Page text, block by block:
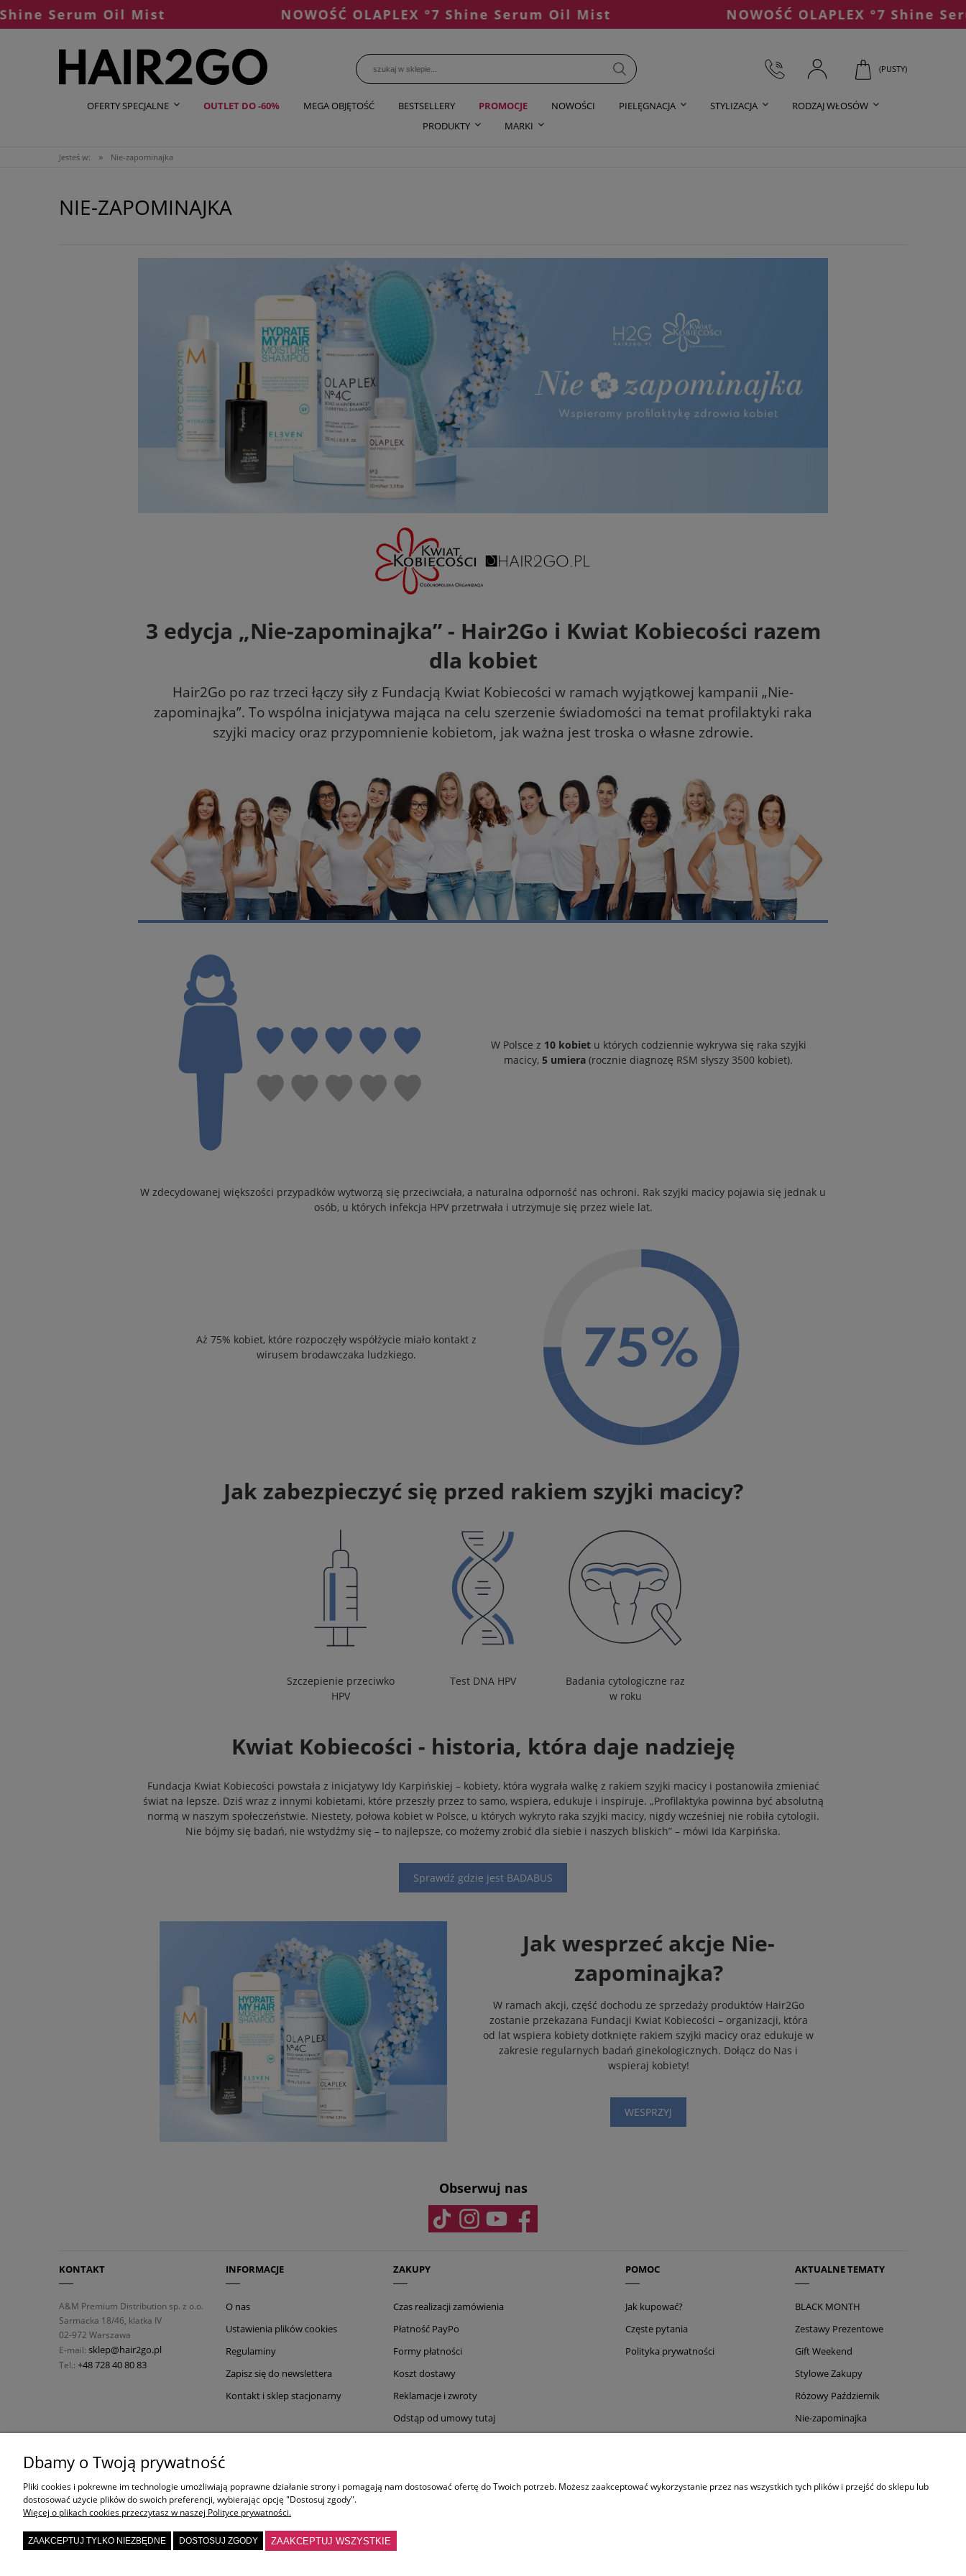
Serum Oil Mist NOWOŚĆ OLAPLEX °7 Shine Serum Oil Mist NOWOŚĆ OLAPLEX °7 Shine Serum
(PUSTY)
OFERTY SPECJALNE OUTLET DO -60% MEGA OBJĘTOŚĆ BESTSELLERY PROMOCJE NOWOŚCI PIELĘGNACJA STYLIZACJA
RODZAJ WŁOSÓW
PRODUKTY
MARKI
Jesteś w: » Nie-zapominajka
NIE-ZAPOMINAJKA
3 edycja „Nie-zapominajka” - Hair2Go i Kwiat Kobiecości razem
dla kobiet
Hair2Go po raz trzeci łączy siły z Fundacją Kwiat Kobiecości w ramach wyjątkowej kampanii „Nie-
zapominajka”. To wspólna inicjatywa mająca na celu szerzenie świadomości na temat profilaktyki raka
szyjki macicy oraz przypomnienie kobietom, jak ważna jest troska o własne zdrowie.
W Polsce z 10 kobietu których codziennie wykrywa się raka szyjki
macicy, 5 umiera (rocznie diagnozę RSM słyszy 3500 kobiet).
W zdecydowanej większości przypadków wytworzą się przeciwciała, a naturalna odporność nas ochroni. Rak szyjki macicy pojawia się jednak u
osób, u których infekcja HPV przetrwała i utrzymuje się przez wiele lat.
Aż 75% kobiet, które rozpoczęły współżycie miało kontakt z
wirusem brodawczaka ludzkiego.
Jak zabezpieczyć się przed rakiem szyjki macicy?
Szczepienie przeciwko
HPV
Test DNA HPV
Badania cytologiczne raz
w roku
Kwiat Kobiecości - historia, która daje nadzieję
Fundacja Kwiat Kobiecości powstała z inicjatywy Idy Karpińskiej – kobiety, która wygrała walkę z rakiem szyjki macicy i postanowiła zmieniać
świat na lepsze. Dziś wraz z innymi kobietami, które przeszły przez to samo, wspiera, edukuje i inspiruje. „Profilaktyka powinna być absolutną
normą w naszym społeczeństwie. Niestety, połowa kobiet w Polsce, u których wykryto raka szyjki macicy, nigdy wcześniej nie robiła cytologii.
Nie bójmy się badań, nie wstydźmy się – to najlepsze, co możemy zrobić dla siebie i naszych bliskich” – mówi Ida Karpińska.
Sprawdź gdzie jest BADABUS
Jak wesprzeć akcje Nie-
zapominajka?
W ramach akcji, część dochodu ze sprzedaży produktów Hair2Go
zostanie przekazana Fundacji Kwiat Kobiecości – organizacji, która
od lat wspiera kobiety dotknięte rakiem szyjki macicy oraz edukuje w
zakresie regularnych badań ginekologicznych. Dołącz do Nas i
wspieraj kobiety!
WESPRZYJ
Obserwuj nas
KONTAKT
A&M Premium Distribution sp. z o.o.
Sarmacka 18/46, klatka IV
02-972 Warszawa
E-mail: sklep@hair2go.pl
Tel.: +48 728 40 80 83
INFORMACJE
O nas
Ustawienia plików cookies
Regulaminy
Zapisz się do newslettera
Kontakt i sklep stacjonarny
ZAKUPY
Czas realizacji zamówienia
Płatność PayPo
Formy płatności
Koszt dostawy
Reklamacje i zwroty
Odstąp od umowy tutaj
POMOC
Jak kupować?
Częste pytania
Polityka prywatności
AKTUALNE TEMATY
BLACK MONTH
Zestawy Prezentowe
Gift Weekend
Stylowe Zakupy
Różowy Październik
Nie-zapominajka
Olaplex no.3
Olaplex No.5
Zestaw Olaplex No.0, No.3
Oribe Gold Lust Repair & Restore
Oribe Hair Alchemy Conditioner
Oribe Dry Texturizing Spray
Oribe Maximista Thickening Spray
Eleven Australia Miracle Hair Mask
Eleven Smooth Me Now Thermal Spray
Eleven Australia Gentle Clean Balancing Shampoo
Framar Flex Brush Champagne
Dbamy o Twoją prywatność
Pliki cookies i pokrewne im technologie umożliwiają poprawne działanie strony i pomagają nam dostosować ofertę do Twoich potrzeb. Możesz zaakceptować wykorzystanie przez nas wszystkich tych plików i przejść do sklepu lub
dostosować użycie plików do swoich preferencji, wybierając opcję "Dostosuj zgody".
Więcej o plikach cookies przeczytasz w naszej Polityce prywatności.
ZAAKCEPTUJ TYLKO NIEZBĘDNE DOSTOSUJ ZGODY ZAAKCEPTUJ WSZYSTKIE